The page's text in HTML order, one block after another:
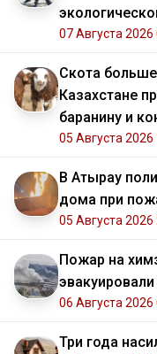
07 Августа 2026
Скота
Казахстане
баранину и
05 Августа 2026
В Атырау
дома при
05 Августа 2026
Пожар на
06 Августа 2026
Три года